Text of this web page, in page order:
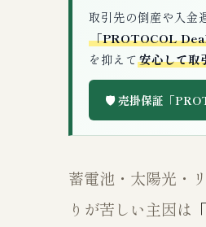
取引先の倒産や入金
「PROTOCOL
を抑えて安心して取
🛡️ 売掛保証「
蓄電池・太陽光・
りが苦しい主因は